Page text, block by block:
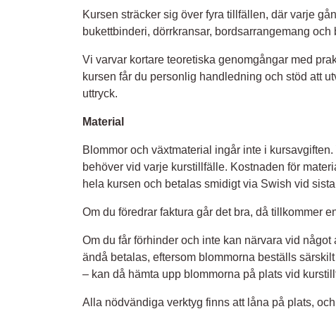
Kursen sträcker sig över fyra tillfällen, där varje
bukettbinderi, dörrkransar, bordsarrangemang och
Vi varvar kortare teoretiska genomgångar med
kursen får du personlig handledning och stöd att
uttryck.
Material
Blommor och växtmaterial ingår inte i
behöver vid varje kurstillfälle. Kostnaden för
hela kursen och betalas smidigt via Swish vid
Om du föredrar faktura går det bra, då tillkommer
Om du får förhinder och inte kan närvara vid
ändå betalas, eftersom blommorna beställs
– kan då hämta upp blommorna på plats vid
Alla nödvändiga verktyg finns att låna på plats,